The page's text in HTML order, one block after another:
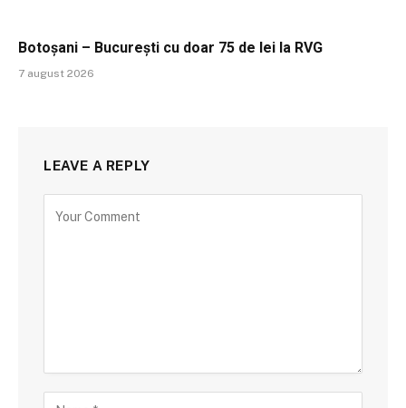
Botoșani – București cu doar 75 de lei la RVG
7 august 2026
LEAVE A REPLY